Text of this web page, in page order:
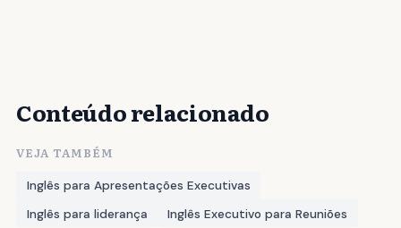
Conteúdo relacionado
VEJA TAMBÉM
Inglês para Apresentações Executivas
Inglês para liderança
Inglês Executivo para Reuniões